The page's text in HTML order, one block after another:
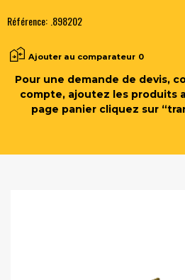
Référence: .898202
Ajouter au comparateur 0
Pour une demande de devis,
compte, ajoutez les produits
page panier cliquez sur